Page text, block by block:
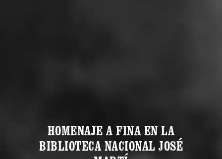
HOMENAJE A FINA EN LA
BIBLIOTECA NACIONAL JOSÉ